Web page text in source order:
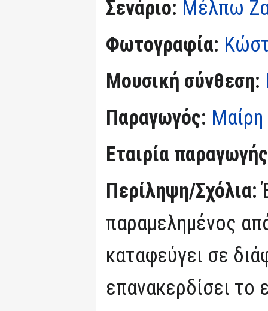
Σενάριο: Μέλπω
Φωτογραφία:
Μουσική σύνθεση:
Παραγωγός:
Εταιρία
Περίληψη/Σχόλια:
παραμελημένος
καταφεύγει σε
επανακερδίσει το